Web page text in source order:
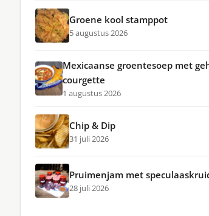
Groene kool stamppot
5 augustus 2026
Mexicaanse groentesoep met
courgette
1 augustus 2026
Chip & Dip
31 juli 2026
Pruimenjam met
28 juli 2026